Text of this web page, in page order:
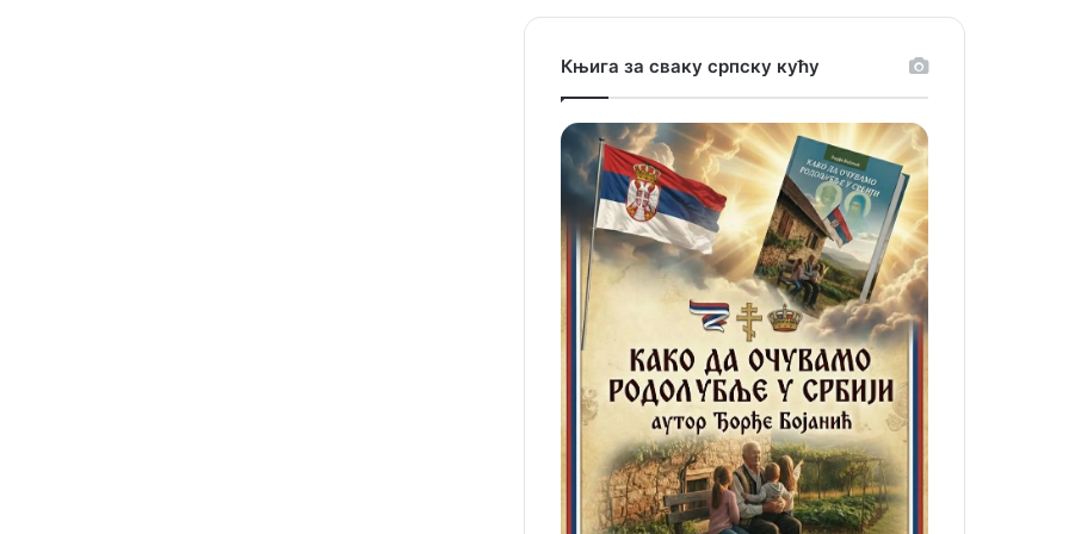
Књига за сваку српску кућу